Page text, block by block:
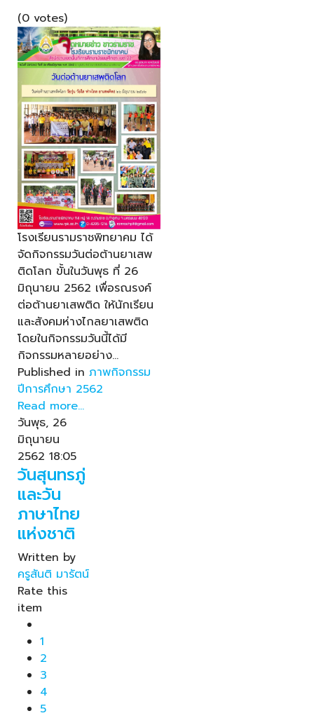
(0 votes)
โรงเรียนรามราชพิทยาคม ได้
จัดกิจกรรมวันต่อต้านยาเสพ
ติดโลก ขั้นในวันพุธ ที่ 26
มิถุนายน 2562 เพื่อรณรงค์
ต่อต้านยาเสพติด ให้นักเรียน
และสังคมห่างไกลยาเสพติด
โดยในกิจกรรมวันนี้ได้มี
กิจกรรมหลายอย่าง…
Published in ภาพกิจกรรม
ปีการศึกษา 2562
Read more...
วันพุธ, 26
มิถุนายน
2562 18:05
วันสุนทรภู่
และวัน
ภาษาไทย
แห่งชาติ
Written by
ครูสันติ มารัตน์
Rate this
item
1
2
3
4
5